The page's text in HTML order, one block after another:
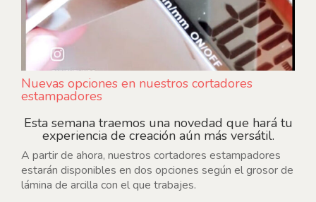
Nuevas opciones en nuestros cortadores
estampadores
Esta semana traemos una novedad que hará tu
experiencia de creación aún más versátil.
A partir de ahora, nuestros cortadores estampadores
estarán disponibles en dos opciones según el grosor de
lámina de arcilla con el que trabajes.